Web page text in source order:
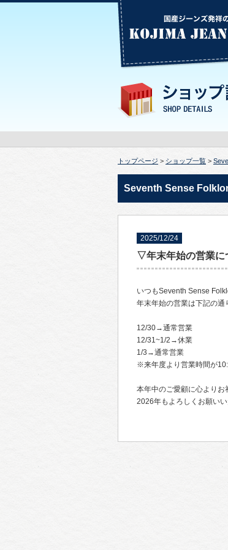
トップページ > ショップ一覧 >
Seventh Sense
2025/12/24
▽年末年始の営業に
いつもSeventh Sense
年末年始の営業は下記の通
12/30→通常営業
12/31~1/2→休業
1/3→通常営業
※来年度より営業時間が
本年中のご愛顧に心よりお
2026年もよろしくお願いい